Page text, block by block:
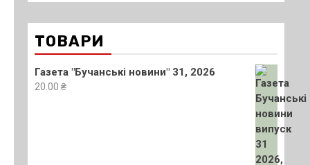
ТОВАРИ
Газета "Бучанські новини" 31, 2026
20.00 ₴